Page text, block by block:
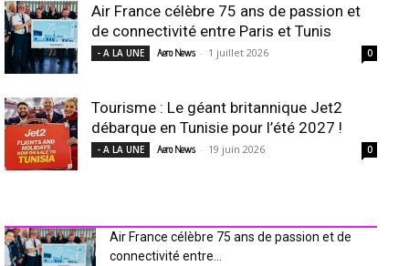
Air France célèbre 75 ans de passion et
de connectivité entre Paris et Tunis
- A LA UNE Aero News - 1 juillet 2026 0
Tourisme : Le géant britannique Jet2
débarque en Tunisie pour l’été 2027 !
- A LA UNE Aero News - 19 juin 2026 0
Air France célèbre 75 ans de passion et de
connectivité entre...